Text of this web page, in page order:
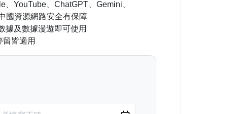
YouTube、ChatGPT、Gemini、
國資源網路安全有保障
據及數據漫遊即可使用
皆適用